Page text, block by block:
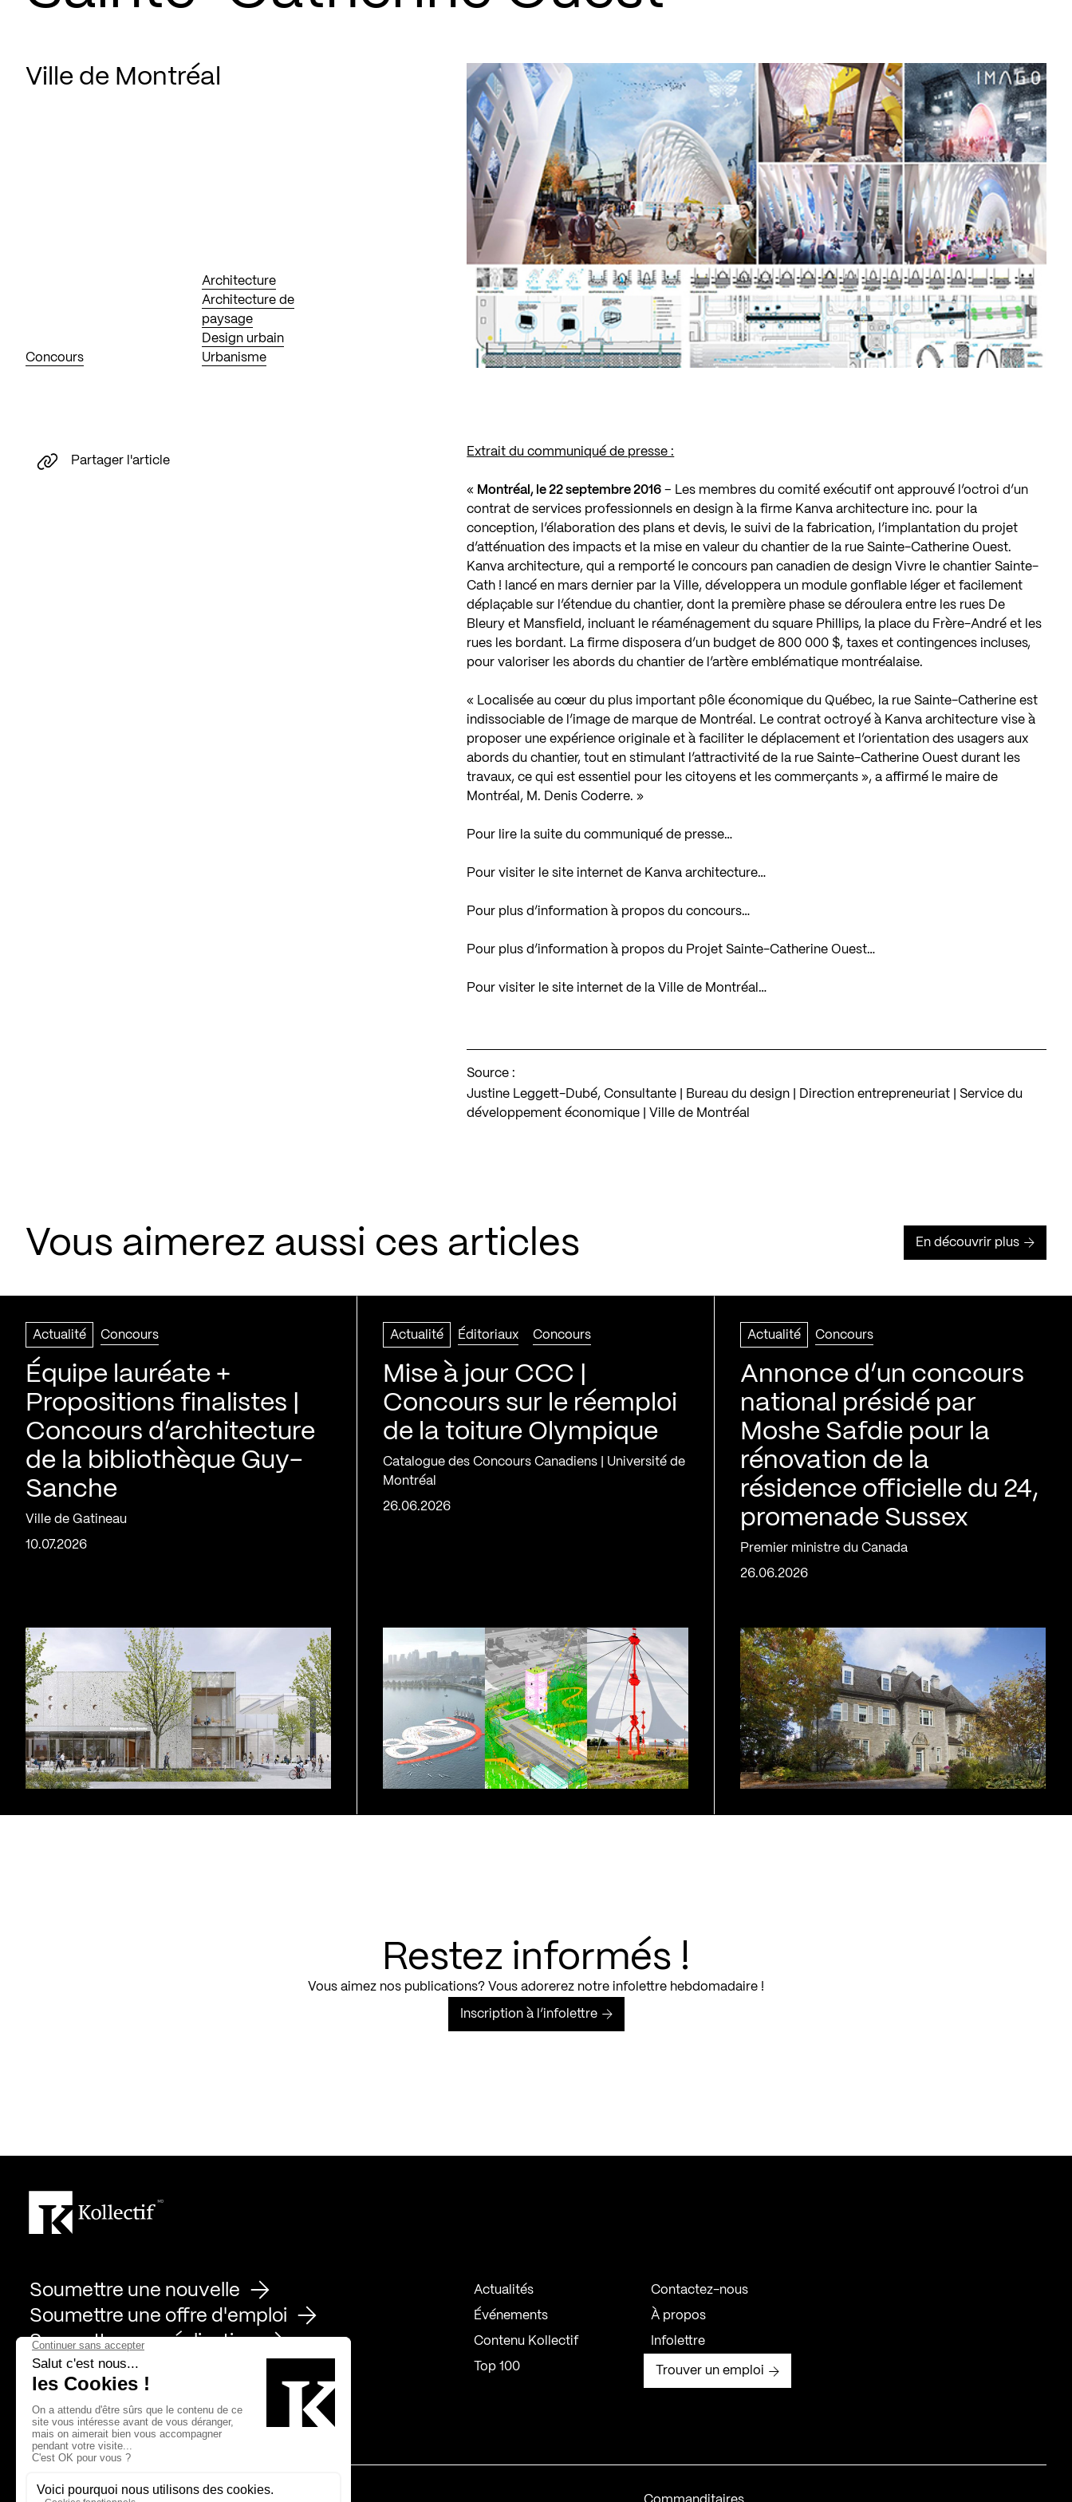
Ville de Montréal
Concours
Architecture
Architecture de
paysage
Design urbain
Urbanisme
Extrait du communiqué de presse :
« Montréal, le 22 septembre 2016 – Les membres du comité exécutif ont approuvé l’octroi d’un
contrat de services professionnels en design à la firme Kanva architecture inc. pour la
conception, l’élaboration des plans et devis, le suivi de la fabrication, l’implantation du projet
d’atténuation des impacts et la mise en valeur du chantier de la rue Sainte-Catherine Ouest.
Kanva architecture, qui a remporté le concours pan canadien de design Vivre le chantier Sainte-
Cath ! lancé en mars dernier par la Ville, développera un module gonflable léger et facilement
déplaçable sur l’étendue du chantier, dont la première phase se déroulera entre les rues De
Bleury et Mansfield, incluant le réaménagement du square Phillips, la place du Frère-André et les
rues les bordant. La firme disposera d’un budget de 800 000 $, taxes et contingences incluses,
pour valoriser les abords du chantier de l’artère emblématique montréalaise.
« Localisée au cœur du plus important pôle économique du Québec, la rue Sainte-Catherine est
indissociable de l’image de marque de Montréal. Le contrat octroyé à Kanva architecture vise à
proposer une expérience originale et à faciliter le déplacement et l’orientation des usagers aux
abords du chantier, tout en stimulant l’attractivité de la rue Sainte-Catherine Ouest durant les
travaux, ce qui est essentiel pour les citoyens et les commerçants », a affirmé le maire de
Montréal, M. Denis Coderre. »
Pour lire la suite du communiqué de presse…
Pour visiter le site internet de Kanva architecture…
Pour plus d’information à propos du concours…
Pour plus d’information à propos du Projet Sainte-Catherine Ouest…
Pour visiter le site internet de la Ville de Montréal…
Source :
Justine Leggett-Dubé, Consultante | Bureau du design | Direction entrepreneuriat | Service du
développement économique | Ville de Montréal
Partager l'article
Vous aimerez aussi ces articles En découvrir plus
Actualité Concours
Équipe lauréate +
Propositions finalistes |
Concours d’architecture
de la bibliothèque Guy-
Sanche
Ville de Gatineau
10.07.2026
Actualité Éditoriaux Concours
Mise à jour CCC |
Concours sur le réemploi
de la toiture Olympique
Catalogue des Concours Canadiens | Université de
Montréal
26.06.2026
Actualité Concours
Annonce d’un concours
national présidé par
Moshe Safdie pour la
rénovation de la
résidence officielle du 24,
promenade Sussex
Premier ministre du Canada
26.06.2026
Restez informés !
Vous aimez nos publications? Vous adorerez notre infolettre hebdomadaire !
Inscription à l’infolettre
Soumettre une nouvelle
Soumettre une offre d'emploi
Soumettre une réalisation
Actualités
Événements
Contenu Kollectif
Top 100
Contactez-nous
À propos
Infolettre
Trouver un emploi
Page Facebook de Kollectif
Page Instagram de Kollectif
Page Linkedin de Kollectif